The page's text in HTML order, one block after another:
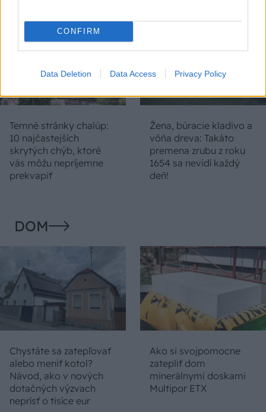
CONFIRM
Data Deletion Data Access Privacy Policy
Temné stránky chalúp:
10 najčastejších
skrytých chýb, ktoré
vás môžu nepríjemne
prekvapiť
Žena, búracie kladivo a
vôňa dreva: Takáto
premena zrubu z roku
1654 sa nevidí každý
deň!
DOM
Chystáte sa zatepľovať
alebo meniť kotol?
Návod, ako v nových
dotačných výzvach
neprísť o tisíce eur
Ako si svojpomocne
zatepliť dom
minerálnymi doskami
Multipor ETX